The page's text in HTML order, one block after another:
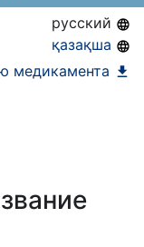
рамках ГОБМП,
русский
қазақша
медикамента